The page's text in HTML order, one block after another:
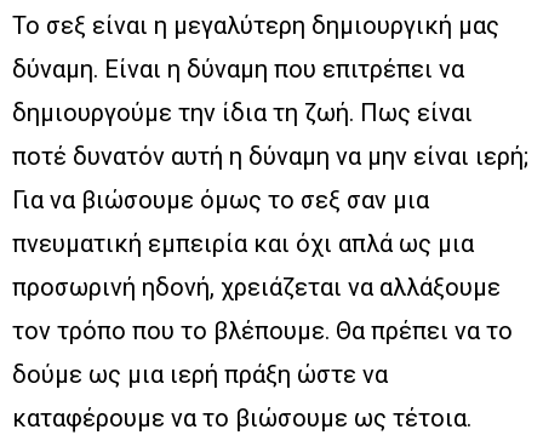
Το σεξ είναι η μεγαλύτερη δημιουργική μας
δύναμη. Είναι η δύναμη που επιτρέπει να
δημιουργούμε την ίδια τη ζωή. Πως είναι
ποτέ δυνατόν αυτή η δύναμη να μην είναι ιερή;
Για να βιώσουμε όμως το σεξ σαν μια
πνευματική εμπειρία και όχι απλά ως μια
προσωρινή ηδονή, χρειάζεται να αλλάξουμε
τον τρόπο που το βλέπουμε. Θα πρέπει να το
δούμε ως μια ιερή πράξη ώστε να
καταφέρουμε να το βιώσουμε ως τέτοια.